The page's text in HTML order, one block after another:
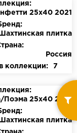
25х40 2021
Шахтинская плитка
Россия
коллекции:
7
Поэма 25х40 2018
Шахтинская плитка